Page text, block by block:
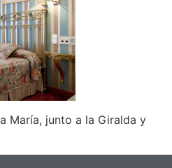
María, junto a la Giralda y